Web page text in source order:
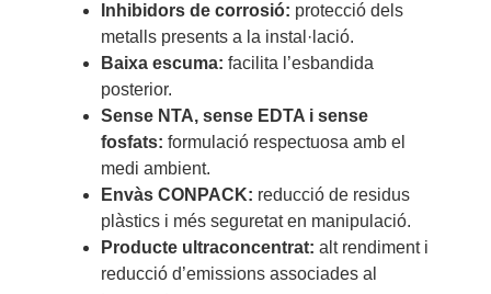
Inhibidors de corrosió: protecció dels
metalls presents a la instal·lació.
Baixa escuma: facilita l’esbandida
posterior.
Sense NTA, sense EDTA i sense
fosfats: formulació respectuosa amb el
medi ambient.
Envàs CONPACK: reducció de residus
plàstics i més seguretat en manipulació.
Producte ultraconcentrat: alt rendiment i
reducció d’emissions associades al